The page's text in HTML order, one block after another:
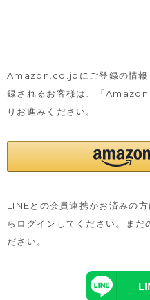
Amazon.co.jpにご登録の情報
録されるお客様は、
「Amazon
りお進みください。
LINEとの会員連携がお済みの
らログインしてください。まだ
ださい。